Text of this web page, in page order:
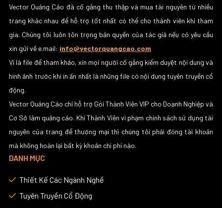
Vector Quảng Cáo đã cố gắng thu thập và mua tài nguyên từ nhiều
trang khác nhau để hỗ trợ tốt nhất có thể cho thành viên khi tham
gia. Chúng tôi luôn tôn trọng bản quyền của tác giả nếu có yêu cầu
xin gửi về e.mail: info@vectorquangcao.com
Vì là file để tham khảo, xin mọi người cố gắng kiểm duyệt nội dung và
hình ảnh trước khi in ấn nhất là những file có nội dung tuyên truyền cổ
động.
Vector Quảng Cáo chỉ hỗ trợ Gói Thành Viên VIP cho Doanh Nghiệp và
Cơ Sở làm quảng cáo. Khi Thành Viên vi phạm chính sách sử dụng tài
nguyên của trang để thương mại thì chúng tôi phải đóng tài khoản
mà không hoàn lại bất kỳ khoản chi phí nào.
DANH MỤC
Thiết Kế Các Ngành Nghề
Tuyên Truyền Cổ Động